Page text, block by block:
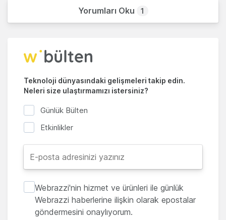
Yorumları Oku 1
Teknoloji dünyasındaki gelişmeleri takip edin.
Neleri size ulaştırmamızı istersiniz?
Günlük Bülten
Etkinlikler
Webrazzi'nin hizmet ve ürünleri ile günlük
Webrazzi haberlerine ilişkin olarak epostalar
göndermesini onaylıyorum.